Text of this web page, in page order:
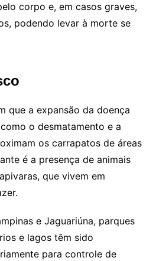
corpo e, em casos graves,
podendo levar à morte se
que a expansão da doença
o desmatamento e a
os carrapatos de áreas
é a presença de animais
que vivem em
e Jaguariúna, parques
e lagos têm sido
para controle de